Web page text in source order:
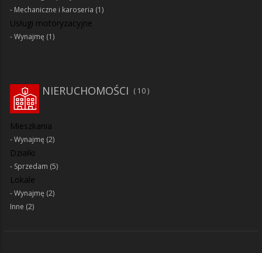
Mechaniczne i karoseria (1)
Usługi motoryzacyjne
Wynajmę (1)
NIERUCHOMOŚCI 10
Mieszkania
Wynajmę (2)
Działki
Sprzedam (5)
Lokale
Wynajmę (2)
Inne (2)